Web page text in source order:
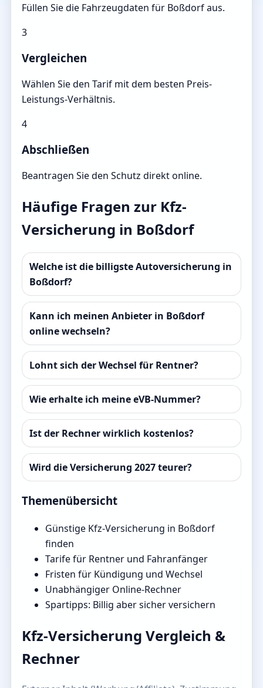
Füllen Sie die Fahrzeugdaten für Boßdorf aus.
3
Vergleichen
Wählen Sie den Tarif mit dem besten Preis-
Leistungs-Verhältnis.
4
Abschließen
Beantragen Sie den Schutz direkt online.
Häufige Fragen zur Kfz-
Versicherung in Boßdorf
Welche ist die billigste Autoversicherung in
Boßdorf?
Kann ich meinen Anbieter in Boßdorf
online wechseln?
Lohnt sich der Wechsel für Rentner?
Wie erhalte ich meine eVB-Nummer?
Ist der Rechner wirklich kostenlos?
Wird die Versicherung 2027 teurer?
Themenübersicht
Günstige Kfz-Versicherung in Boßdorf
finden
Tarife für Rentner und Fahranfänger
Fristen für Kündigung und Wechsel
Unabhängiger Online-Rechner
Spartipps: Billig aber sicher versichern
Kfz-Versicherung Vergleich &
Rechner